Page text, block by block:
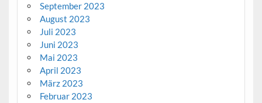
September 2023
August 2023
Juli 2023
Juni 2023
Mai 2023
April 2023
März 2023
Februar 2023